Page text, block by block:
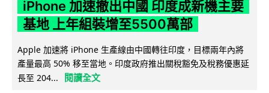
iPhone 加速撤出中國 印度成新機主要
基地 上年組裝增至5500萬部
Apple 加速將 iPhone 生產線由中國轉往印度，目標兩年內將
產量最高 50% 移至當地。印度政府推出關稅豁免及稅務優惠延
長至 204...
閱讀全文